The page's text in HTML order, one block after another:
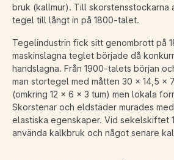
bruk (kallmur). Till skorstensstockarna
tegel till långt in på 1800-talet.
Tegelindustrin fick sitt genombrott på
maskinslagna teglet började då
handslagna. Från 1900-talets början
man stortegel med måtten 30 x 14,5 x
(omkring 12 x 6 x 3 tum) men lokala
Skorstenar och eldstäder murades
elastiska egenskaper. Vid sekelskiftet
använda kalkbruk och något senare